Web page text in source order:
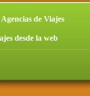
de Viajes
desde la web